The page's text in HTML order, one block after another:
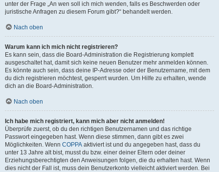
unter der Frage „An wen soll ich mich wenden, falls es Beschwerden oder
juristische Anfragen zu diesem Forum gibt?“ behandelt werden.
Nach oben
Warum kann ich mich nicht registrieren?
Es kann sein, dass die Board-Administration die Registrierung komplett
ausgeschaltet hat, damit sich keine neuen Benutzer mehr anmelden können.
Es könnte auch sein, dass deine IP-Adresse oder der Benutzername, mit dem
du dich registrieren möchtest, gesperrt wurden. Um Hilfe zu erhalten, wende
dich an die Board-Administration.
Nach oben
Ich habe mich registriert, kann mich aber nicht anmelden!
Überprüfe zuerst, ob du den richtigen Benutzernamen und das richtige
Passwort eingegeben hast. Wenn diese stimmen, dann gibt es zwei
Möglichkeiten. Wenn COPPA aktiviert ist und du angegeben hast, dass du
unter 13 Jahre alt bist, musst du bzw. einer deiner Eltern oder deiner
Erziehungsberechtigten den Anweisungen folgen, die du erhalten hast. Wenn
dies nicht der Fall ist, muss dein Benutzerkonto vielleicht aktiviert werden. Bei